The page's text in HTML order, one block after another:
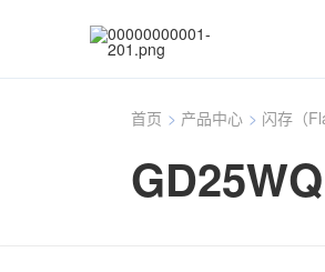
首页 > 产品中心 > 闪存（